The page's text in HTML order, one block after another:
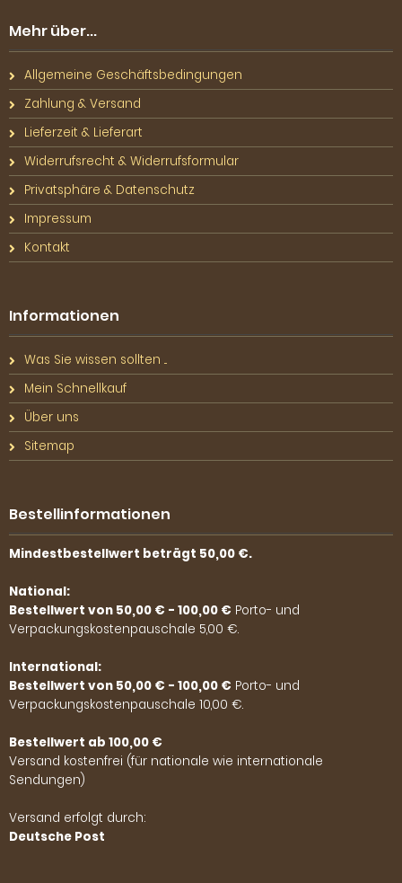
Mehr über...
Allgemeine Geschäftsbedingungen
Zahlung & Versand
Lieferzeit & Lieferart
Widerrufsrecht & Widerrufsformular
Privatsphäre & Datenschutz
Impressum
Kontakt
Informationen
Was Sie wissen sollten ...
Mein Schnellkauf
Über uns
Sitemap
Bestellinformationen
Mindestbestellwert beträgt 50,00 €.
National:
Bestellwert von 50,00 € - 100,00 € Porto- und
Verpackungskostenpauschale 5,00 €.
International:
Bestellwert von 50,00 € - 100,00 € Porto- und
Verpackungskostenpauschale 10,00 €.
Bestellwert ab 100,00 €
Versand kostenfrei (für nationale wie internationale
Sendungen)
Versand erfolgt durch:
Deutsche Post